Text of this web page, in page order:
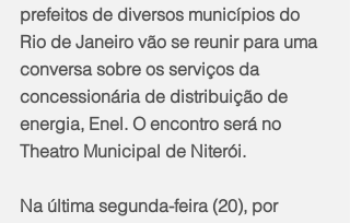
prefeitos de diversos municípios do
Rio de Janeiro vão se reunir para uma
conversa sobre os serviços da
concessionária de distribuição de
energia, Enel. O encontro será no
Theatro Municipal de Niterói.
Na última segunda-feira (20), por